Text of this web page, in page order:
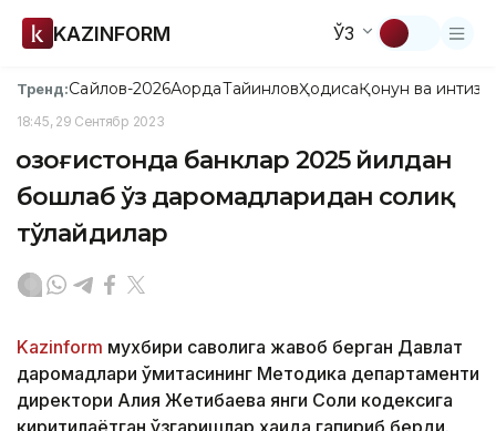
KAZINFORM ЎЗ
Тренд:Сайлов-2026АқордаТайинловҲодисаҚонун ва
18:45, 29 Сентябр 2023
Қозоғистонда банклар 2025 йилдан
бошлаб ўз даромадларидан солиқ
тўлайдилар
Kazinform мухбири саволига жавоб берган Давлат
даромадлари қўмитасининг Методика департаменти
директори Алия Жетибаева янги Солиқ кодексига
киритилаётган ўзгаришлар ҳақида гапириб берди.